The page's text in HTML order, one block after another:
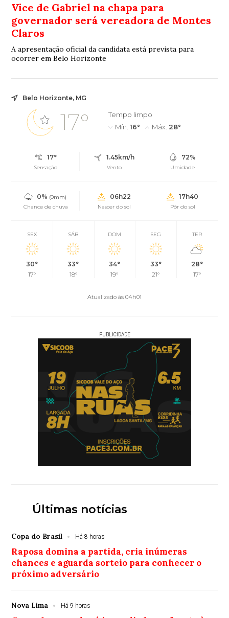
Vice de Gabriel na chapa para
governador será vereadora de Montes
Claros
A apresentação oficial da candidata está prevista para
ocorrer em Belo Horizonte
Belo Horizonte, MG
17°
Tempo limpo
Mín. 16° Máx. 28°
17°
Sensação
1.45km/h
Vento
72%
Umidade
0% (0mm)
Chance de chuva
06h22
Nascer do sol
17h40
Pôr do sol
SEX
30°
17°
SÁB
33°
18°
DOM
34°
19°
SEG
33°
21°
TER
28°
17°
Atualizado às 04h01
PUBLICIDADE
Últimas notícias
Copa do Brasil Há 8 horas
Raposa domina a partida, cria inúmeras
chances e aguarda sorteio para conhecer o
próximo adversário
Nova Lima Há 9 horas